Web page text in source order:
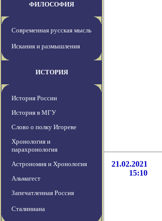
ФИЛОСОФИЯ
Современная русская мысль
Искания и размышления
ИСТОРИЯ
История России
История в МГУ
Слово о полку Игореве
Хронология и
парахронология
Астрономия и Хронология
Альмагест
Запечатленная Россия
Сталиниана
21.02.2021
15:10